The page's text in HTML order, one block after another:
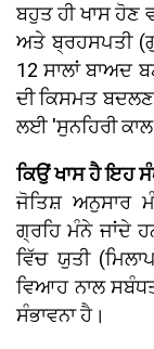
ਬਹੁਤ ਹੀ ਖਾਸ ਹੋਣ
ਅਤੇ ਬ੍ਰਹਸਪਤੀ
12 ਸਾਲਾਂ ਬਾਅਦ
ਦੀ ਕਿਸਮਤ
ਲਈ 'ਸੁਨਹਿਰੀ ਕਾਲ'
ਕਿਉਂ ਖਾਸ ਹੈ ਇਹ
ਜੋਤਿਸ਼ ਅਨੁਸਾਰ
ਗ੍ਰਹਿ ਮੰਨੇ ਜਾਂਦੇ
ਵਿੱਚ ਯੁਤੀ
ਵਿਆਹ ਨਾਲ
ਸੰਭਾਵਨਾ ਹੈ।